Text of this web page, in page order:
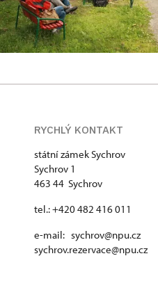
RYCHLÝ KONTAKT
státní zámek Sychrov
Sychrov 1
463 44 Sychrov
tel.: +420 482 416 011
e-mail: sychrov@npu.cz
sychrov.rezervace@npu.cz